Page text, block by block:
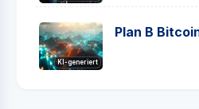
KI-generiert
Plan B